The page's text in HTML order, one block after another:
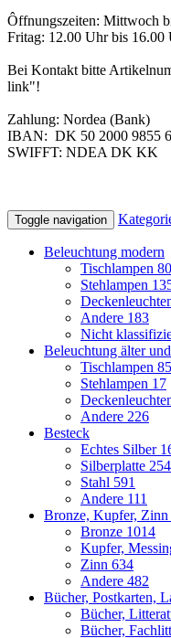
Ôffnungszeiten: Mittwoch
Fritag: 12.00 Uhr bis 16.00
Bei Kontakt bitte
link"!
Zahlung: Nordea (Bank)
IBAN: DK 50 2000 9855
SWIFFT: NDEA DK KK
Toggle navigation
Beleuchtung modern
Tischlampen
Stehlampen
Andere 183
Nicht
Beleuchtung älter
Tischlampen
Stehlampen 17
Andere 226
Besteck
Echtes Silber
Silberplatte
Stahl 591
Andere 111
Bronze, Kupfer, Zinn
Bronze 1014
Kupfer,
Zinn 634
Andere 482
Bücher, Postkarten,
Bücher,
Bücher,